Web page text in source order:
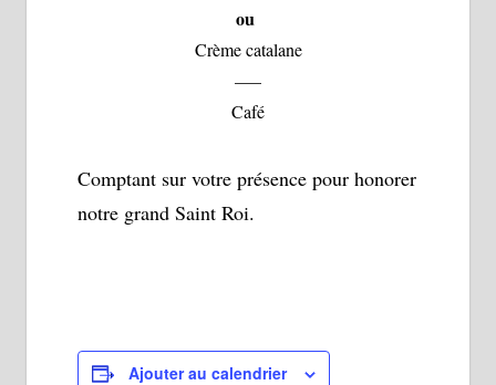
ou
Crème catalane
—–
Café
Comptant sur votre présence pour honorer
notre grand Saint Roi.
Ajouter au calendrier